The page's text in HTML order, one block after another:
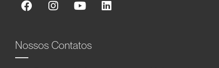
Nossos Contatos